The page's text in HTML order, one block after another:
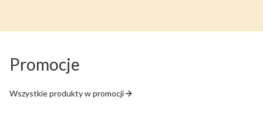
Promocje
Wszystkie produkty w promocji